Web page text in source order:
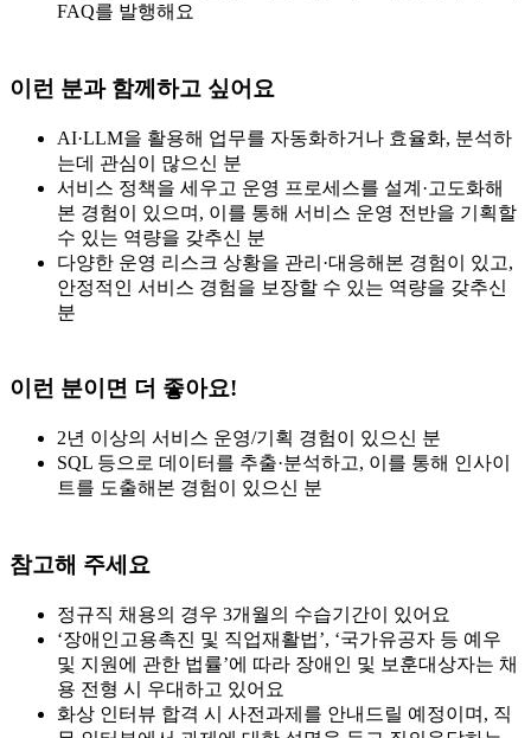
FAQ를 발행해요
이런 분과 함께하고 싶어요
AI·LLM을 활용해 업무를 자동화하거나 효율화, 분석하
는데 관심이 많으신 분
서비스 정책을 세우고 운영 프로세스를 설계·고도화해
본 경험이 있으며, 이를 통해 서비스 운영 전반을 기획할
수 있는 역량을 갖추신 분
다양한 운영 리스크 상황을 관리·대응해본 경험이 있고,
안정적인 서비스 경험을 보장할 수 있는 역량을 갖추신
분
이런 분이면 더 좋아요!
2년 이상의 서비스 운영/기획 경험이 있으신 분
SQL 등으로 데이터를 추출·분석하고, 이를 통해 인사이
트를 도출해본 경험이 있으신 분
참고해 주세요
정규직 채용의 경우 3개월의 수습기간이 있어요
‘장애인고용촉진 및 직업재활법’, ‘국가유공자 등 예우
및 지원에 관한 법률’에 따라 장애인 및 보훈대상자는 채
용 전형 시 우대하고 있어요
화상 인터뷰 합격 시 사전과제를 안내드릴 예정이며, 직